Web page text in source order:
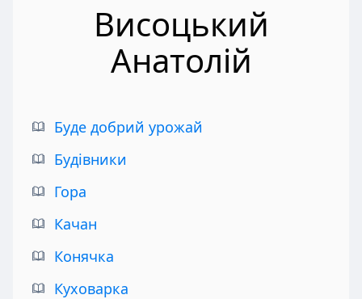
Висоцький
Анатолій
Буде добрий урожай
Будівники
Гора
Качан
Конячка
Куховарка